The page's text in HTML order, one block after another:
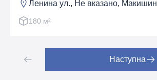
Ленина ул., Не вказано, Макишин
180 м²
Наступна